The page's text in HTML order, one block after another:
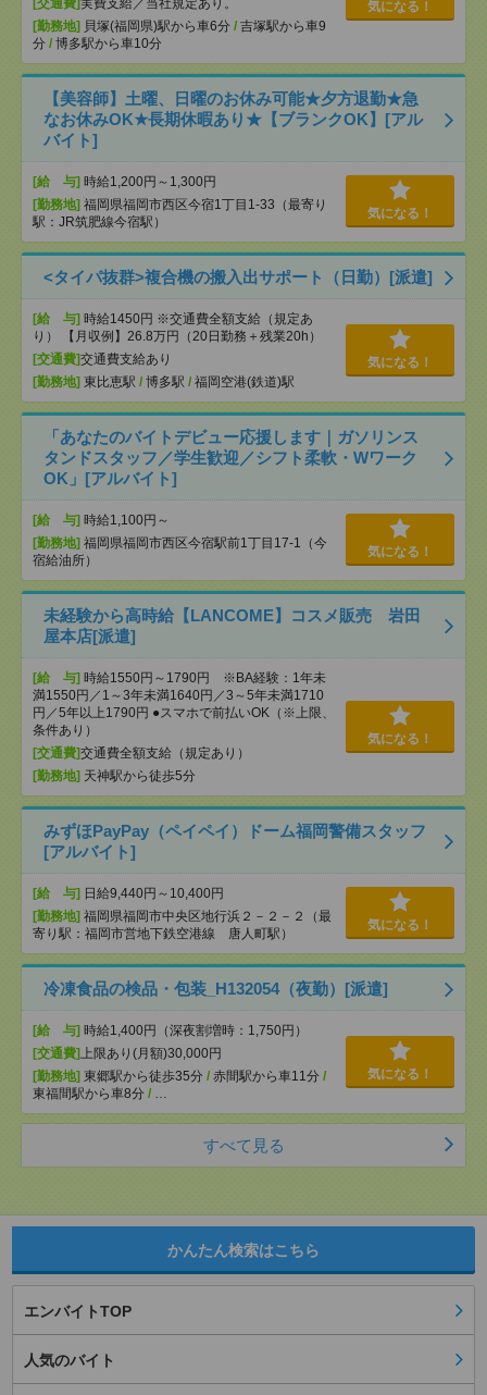
[交通費]実費支給／当社規定あり。
[勤務地] 貝塚(福岡県)駅から車6分 / 吉塚駅から車9
分 / 博多駅から車10分
気になる！
【美容師】土曜、日曜のお休み可能★夕方退勤★急
なお休みOK★長期休暇あり★【ブランクOK】[アル
バイト]
[給 与] 時給1,200円～1,300円
[勤務地] 福岡県福岡市西区今宿1丁目1-33（最寄り
駅：JR筑肥線今宿駅）
気になる！
<タイパ抜群>複合機の搬入出サポート（日勤）[派遣]
[給 与] 時給1450円 ※交通費全額支給（規定あ
り） 【月収例】26.8万円（20日勤務＋残業20h）
[交通費]交通費支給あり
[勤務地] 東比恵駅 / 博多駅 / 福岡空港(鉄道)駅
気になる！
「あなたのバイトデビュー応援します｜ガソリンス
タンドスタッフ／学生歓迎／シフト柔軟・Wワーク
OK」[アルバイト]
[給 与] 時給1,100円～
[勤務地] 福岡県福岡市西区今宿駅前1丁目17-1（今
宿給油所）
気になる！
未経験から高時給【LANCOME】コスメ販売 岩田
屋本店[派遣]
[給 与] 時給1550円～1790円 ※BA経験：1年未
満1550円／1～3年未満1640円／3～5年未満1710
円／5年以上1790円 ●スマホで前払いOK（※上限、
条件あり）
[交通費]交通費全額支給（規定あり）
[勤務地] 天神駅から徒歩5分
気になる！
みずほPayPay（ペイペイ）ドーム福岡警備スタッフ
[アルバイト]
[給 与] 日給9,440円～10,400円
[勤務地] 福岡県福岡市中央区地行浜２－２－２（最
寄り駅：福岡市営地下鉄空港線 唐人町駅）
気になる！
冷凍食品の検品・包装_H132054（夜勤）[派遣]
[給 与] 時給1,400円（深夜割増時：1,750円）
[交通費] 上限あり(月額)30,000円
[勤務地] 東郷駅から徒歩35分 / 赤間駅から車11分 /
東福間駅から車8分 / …
気になる！
すべて見る
かんたん検索はこちら
エンバイトTOP
人気のバイト